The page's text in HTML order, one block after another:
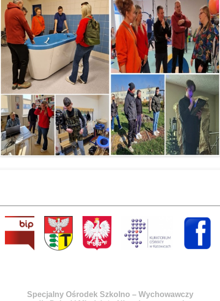
Specjalny Ośrodek Szkolno – Wychowawczy